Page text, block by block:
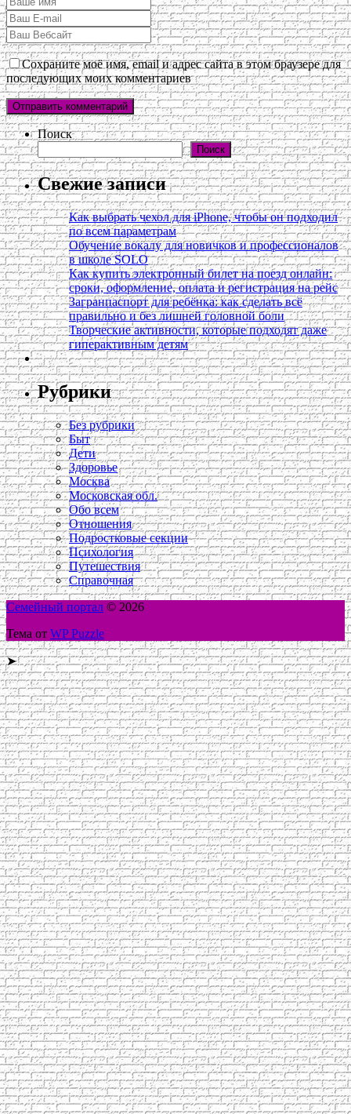
Сохраните моё имя, email и адрес сайта в этом браузере для
последующих моих комментариев
Поиск
Поиск
Свежие записи
Как выбрать чехол для iPhone, чтобы он подходил
по всем параметрам
Обучение вокалу для новичков и профессионалов
в школе SOLO
Как купить электронный билет на поезд онлайн:
сроки, оформление, оплата и регистрация на рейс
Загранпаспорт для ребёнка: как сделать всё
правильно и без лишней головной боли
Творческие активности, которые подходят даже
гиперактивным детям
Рубрики
Без рубрики
Быт
Дети
Здоровье
Москва
Московская обл.
Обо всем
Отношения
Подростковые секции
Психология
Путешествия
Справочная
Семейный портал © 2026
Тема от WP Puzzle
➤